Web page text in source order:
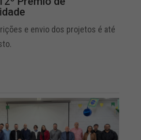
e envio dos projetos é até